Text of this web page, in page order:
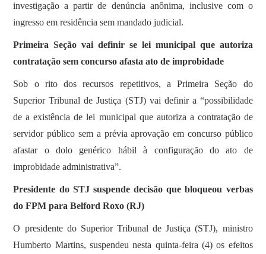
investigação a partir de denúncia anônima, inclusive com o
ingresso em residência sem mandado judicial.
Primeira Seção vai definir se lei municipal que autoriza
contratação sem concurso afasta ato de improbidade
​Sob o rito dos recursos repetitivos, a Primeira Seção do
Superior Tribunal de Justiça (STJ) vai definir a “possibilidade
de a existência de lei municipal que autoriza a contratação de
servidor público sem a prévia aprovação em concurso público
afastar o dolo genérico hábil à configuração do ato de
improbidade administrativa”.
Presidente do STJ suspende decisão que bloqueou verbas
do FPM para Belford Roxo (RJ)
O presidente do Superior Tribunal de Justiça (STJ), ministro
Humberto Martins, suspendeu nesta quinta-feira (4) os efeitos